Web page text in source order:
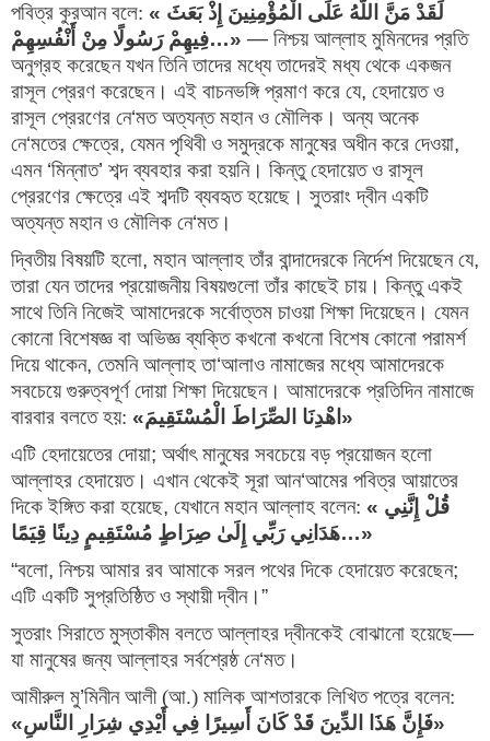
পবিত্র কুরআন বলে: «
فِيهِمْ رَسُولًا مِنْ أَنْفُسِهِمْ…» — নিশ্চয় আল্লাহ মুমিনদের প্রতি
অনুগ্রহ করেছেন যখন তিনি তাদের মধ্যে তাদেরই মধ্য থেকে একজন
রাসূল প্রেরণ করেছেন। এই বাচনভঙ্গি প্রমাণ করে যে, হেদায়েত ও
রাসূল প্রেরণের নে‘মত অত্যন্ত মহান ও মৌলিক। অন্য অনেক
নে‘মতের ক্ষেত্রে, যেমন পৃথিবী ও সমুদ্রকে মানুষের অধীন করে দেওয়া
এমন ‘মিন্নাত’ শব্দ ব্যবহার করা হয়নি। কিন্তু হেদায়েত ও রাসূল
প্রেরণের ক্ষেত্রে এই শব্দটি ব্যবহৃত হয়েছে। সুতরাং দ্বীন একটি
অত্যন্ত মহান ও মৌলিক নে‘মত।
দ্বিতীয় বিষয়টি হলো, মহান আল্লাহ তাঁর বান্দাদেরকে নির্দেশ দিয়েছেন যে,
তারা যেন তাদের প্রয়োজনীয় বিষয়গুলো তাঁর কাছেই চায়। কিন্তু একই
সাথে তিনি নিজেই আমাদেরকে সর্বোত্তম চাওয়া শিক্ষা দিয়েছেন। যেমন
কোনো বিশেষজ্ঞ বা অভিজ্ঞ ব্যক্তি কখনো কখনো বিশেষ কোনো পরামর্শ
দিয়ে থাকেন, তেমনি আল্লাহ তা‘আলাও নামাজের মধ্যে আমাদেরকে
সবচেয়ে গুরুত্বপূর্ণ দোয়া শিক্ষা দিয়েছেন। আমাদেরকে প্রতিদিন নামাজে
বারবার বলতে হয়: «اهْدِنَا الصِّرَاطَ الْمُسْتَقِيمَ »
এটি হেদায়েতের দোয়া; অর্থাৎ মানুষের সবচেয়ে বড় প্রয়োজন হলো
আল্লাহর হেদায়েত। এখান থেকেই সূরা আন‘আমের পবিত্র আয়াতের
দিকে ইঙ্গিত করা হয়েছে, যেখানে মহান আল্লাহ বলেন: «
هَدَانِي رَبِّي إِلَىٰ صِرَاطٍ مُسْتَقِيمٍ دِينًا قِيَمًا…»
“বলো, নিশ্চয় আমার রব আমাকে সরল পথের দিকে হেদায়েত করেছেন
এটি একটি সুপ্রতিষ্ঠিত ও স্থায়ী দ্বীন।”
সুতরাং সিরাতে মুস্তাকীম বলতে আল্লাহর দ্বীনকেই বোঝানো হয়েছে
যা মানুষের জন্য আল্লাহর সর্বশ্রেষ্ঠ নে‘মত।
আমীরুল মু’মিনীন আলী (আ.) মালিক আশতারকে লিখিত পত্রে বলেন:
«فَإِنَّ هَذَا الدِّينَ قَدْ كَانَ أَسِيرًا فِي أَيْدِي شِرَارِ النَّاسِ»